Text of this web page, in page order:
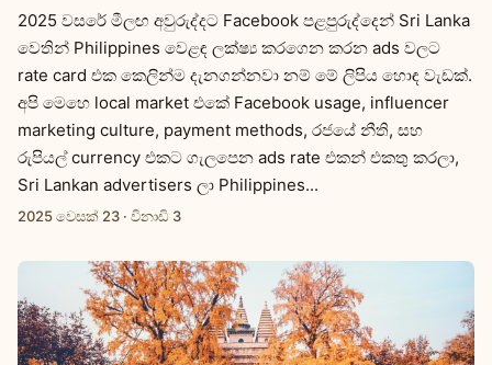
2025 වසරේ මීලඟ අවුරුද්දට Facebook පළපුරුද්දෙන් Sri Lanka
වෙතින් Philippines වෙළඳ ලක්ෂ්‍ය කරගෙන කරන ads වලට
rate card එක කෙලින්ම දැනගන්නවා නම් මේ ලිපිය හොඳ වැඩක්.
අපි මෙහෙ local market එකේ Facebook usage, influencer
marketing culture, payment methods, රජයේ නීති, සහ
රුපියල් currency එකට ගැලපෙන ads rate එකන් එකතු කරලා,
Sri Lankan advertisers ලා Philippines...
2025 වෙසක් 23 · විනාඩි 3